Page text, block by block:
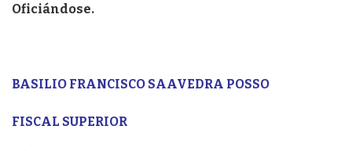
Oficiándose.
BASILIO FRANCISCO SAAVEDRA POSSO
FISCAL SUPERIOR